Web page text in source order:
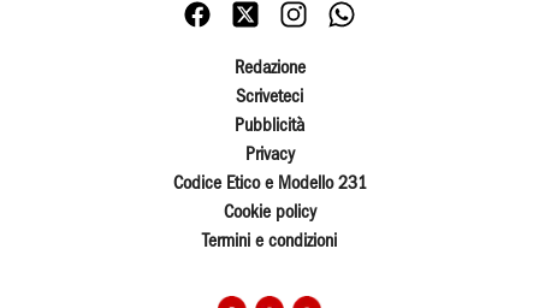
Redazione
Scriveteci
Pubblicità
Privacy
Codice Etico e Modello 231
Cookie policy
Termini e condizioni